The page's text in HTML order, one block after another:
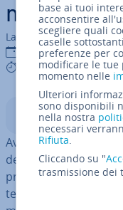
nombres à
La redazione di IONOS
26 lug 2024
8 mins
Indice
Avec la classe
des nombres à
précision. Ceux-ci
temps, et peuvent
base ai tuoi
acconsentire
scegliere quali
caselle
preferenze per
modificare le
momento nelle
Ulteriori
sono disponibili
nella nostra
necessari
Rifiuta.
Cliccando su "
trasmissione dei